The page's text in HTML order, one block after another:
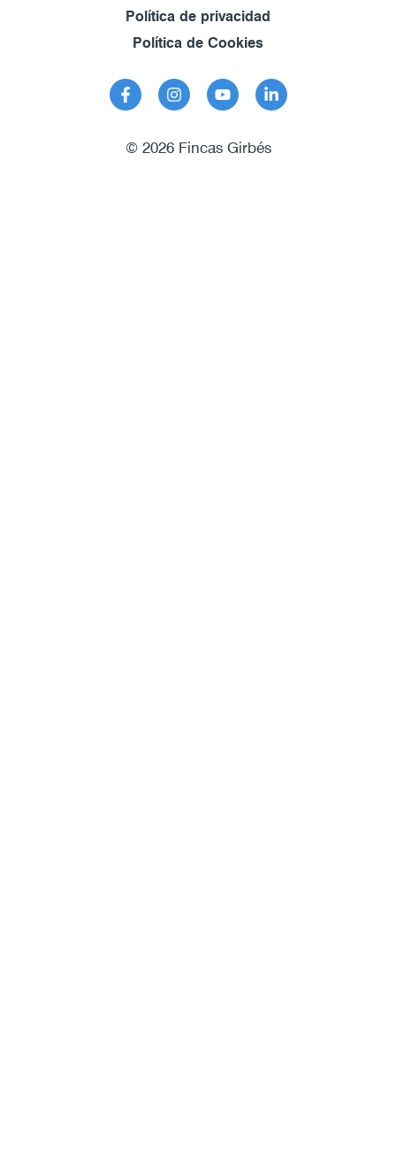
Política de privacidad
Política de Cookies
© 2026 Fincas Girbés